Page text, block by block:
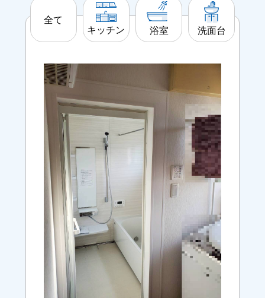
全て
キッチン
浴室 洗面台